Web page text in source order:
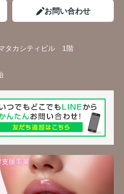
お問い合わせ
タカシティビル 1階